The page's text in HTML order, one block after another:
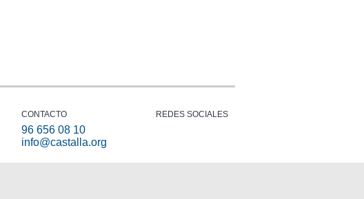
CONTACTO
96 656 08 10
info@castalla.org
REDES SOCIALES